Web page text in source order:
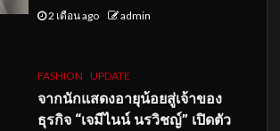
2 เดือน ago admin
FASHION UPDATE
จากนักแสดงอายุน้อยสู่เจ้าของ
ธุรกิจ “เจมีไนน์ นรวิชญ์” เปิดตัว